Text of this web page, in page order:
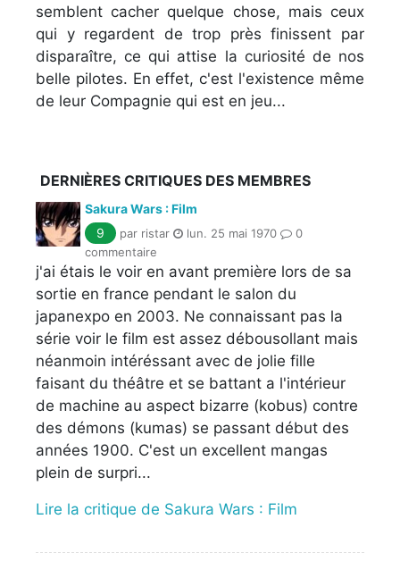
semblent cacher quelque chose, mais ceux
qui y regardent de trop près finissent par
disparaître, ce qui attise la curiosité de nos
belle pilotes. En effet, c'est l'existence même
de leur Compagnie qui est en jeu...
DERNIÈRES CRITIQUES DES MEMBRES
Sakura Wars : Film
9
par ristar lun. 25 mai 1970
0
commentaire
j'ai étais le voir en avant première lors de sa
sortie en france pendant le salon du
japanexpo en 2003. Ne connaissant pas la
série voir le film est assez débousollant mais
néanmoin intéréssant avec de jolie fille
faisant du théâtre et se battant a l'intérieur
de machine au aspect bizarre (kobus) contre
des démons (kumas) se passant début des
années 1900. C'est un excellent mangas
plein de surpri...
Lire la critique de Sakura Wars : Film